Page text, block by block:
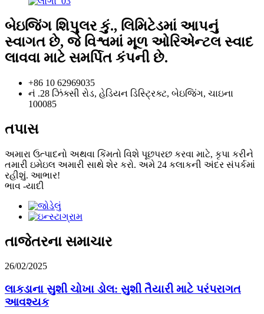
બેઇજિંગ શિપુલર કું., લિમિટેડમાં આપનું
સ્વાગત છે, જે વિશ્વમાં મૂળ ઓરિએન્ટલ સ્વાદ
લાવવા માટે સમર્પિત કંપની છે.
+86 10 62969035
નં .28 ઝિંક્સી રોડ, હેડિયન ડિસ્ટ્રિક્ટ, બેઇજિંગ, ચાઇના
100085
તપાસ
અમારા ઉત્પાદનો અથવા કિંમતો વિશે પૂછપરછ કરવા માટે, કૃપા કરીને
તમારી ઇમેઇલ અમારી સાથે શેર કરો. અમે 24 કલાકની અંદર સંપર્કમાં
રહીશું. આભાર!
ભાવ -યાદી
તાજેતરના સમાચાર
26/02/2025
લાકડાના સુશી ચોખા ડોલ: સુશી તૈયારી માટે પરંપરાગત
આવશ્યક